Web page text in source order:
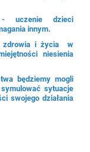
- uczenie dzieci
innym.
zdrowia i życia w
niesienia
będziemy mogli
sytuacje
swojego działania